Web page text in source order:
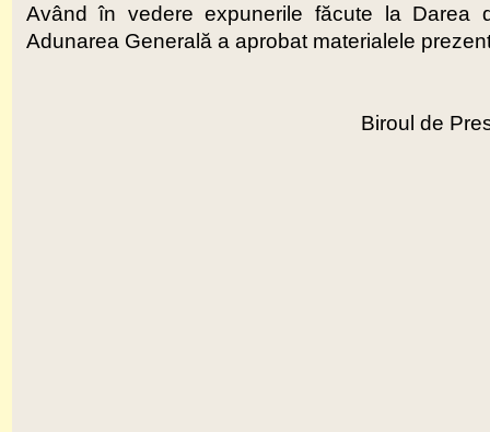
Având în vedere expunerile făcute la Darea
Adunarea Generală a aprobat materialele
Biroul de